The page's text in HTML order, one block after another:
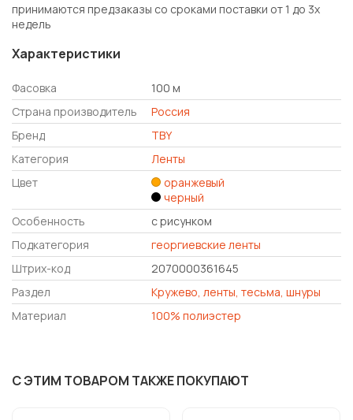
принимаются предзаказы со сроками поставки от 1 до 3х
недель
Характеристики
Фасовка
100 м
Страна производитель
Россия
Бренд
TBY
Категория
Ленты
Цвет
оранжевый
черный
Особенность
с рисунком
Подкатегория
георгиевские ленты
Штрих-код
2070000361645
Раздел
Кружево, ленты, тесьма, шнуры
Материал
100% полиэстер
С ЭТИМ ТОВАРОМ ТАКЖЕ ПОКУПАЮТ